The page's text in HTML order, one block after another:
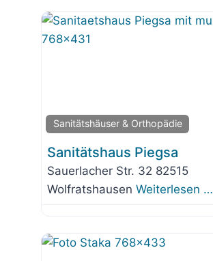
Sanitätshäuser & Orthopädie
Sanitätshaus Piegsa
Sauerlacher Str. 32 82515
Wolfratshausen Weiterlesen …